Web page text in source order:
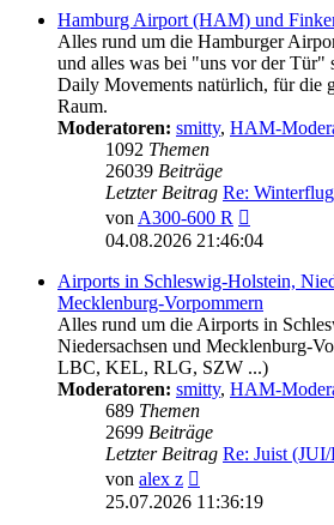
Hamburg Airport (HAM) und
Alles rund um die Hamburger
und alles was bei "uns vor der Tür"
Daily Movements natürlich, für die
Raum.
Moderatoren: smitty, HAM-
1092 Themen
26039 Beiträge
Letzter Beitrag Re:
vonA300-600 R
Beitrag
04.08.2026 21:46:04
Airports in Schleswig-Holstein,
Mecklenburg-Vorpommern
Alles rund um die Airports in
Niedersachsen und Mecklenburg-
LBC, KEL, RLG, SZW ...)
Moderatoren: smitty, HAM-
689 Themen
2699 Beiträge
Letzter Beitrag Re: Juist
von alex z
Beitrag
25.07.2026 11:36:19